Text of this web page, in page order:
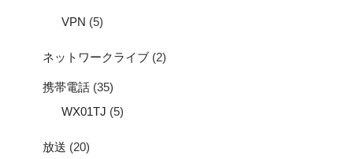
VPN (5)
ネットワークライブ (2)
携帯電話 (35)
WX01TJ (5)
放送 (20)